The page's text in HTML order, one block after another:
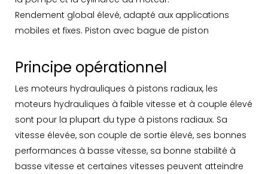
Rendement global élevé, adapté aux applications
mobiles et fixes. Piston avec bague de piston
Principe opérationnel
Les moteurs hydrauliques à pistons radiaux, les
moteurs hydrauliques à faible vitesse et à couple élevé
sont pour la plupart du type à pistons radiaux. Sa
vitesse élevée, son couple de sortie élevé, ses bonnes
performances à basse vitesse, sa bonne stabilité à
basse vitesse et certaines vitesses peuvent atteindre